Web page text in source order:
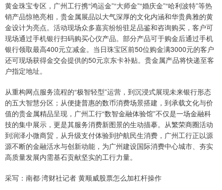
黄金珠宝专区，广州工行携“鸿运金”“大师金”“婚庆金”“哈利波特”等热
销产品惊艳亮相，贵金属展品以大气深厚的文化内涵和华贵典雅的黄
金设计为亮点。活动现场众多嘉宾纷纷驻足品鉴和咨询购买，客户可
现场通过手机银行扫码购买心仪产品。部分产品可于购金后通过手机
银行领取最高400元立减金。当日珠宝区前50位购金满3000元的客户
还可现场获得金交会提供的50元京东卡补贴。贵金属产品将快递至客
户指定地址。
从重构网点服务流程的“极智轻型”运营，到沉浸式展现未来银行形态
的五大智慧分区；从便捷普惠的数币消费场景搭建，到承载文化与价
值的贵金属精品呈现，广州工行“数智金融体验馆”不仅是一场金融科
技的集中展示，更是其服务消费新图景的生动描摹。从繁荣商圈活动
到润泽小微商贸，从升级支付体验到护航民生消费，广州工行正以源
源不断的金融活水与创新动能，为广州建设国际消费中心城市、夯实
高质量发展内需基石贡献坚实的工行力量。
采写：南都·湾财社记者 黄顺威股票怎么加杠杆操作